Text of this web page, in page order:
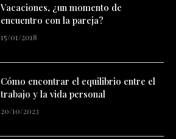
Vacaciones, ¿un momento de
encuentro con la pareja?
15/01/2018
Cómo encontrar el equilibrio entre el
trabajo y la vida personal
20/10/2023